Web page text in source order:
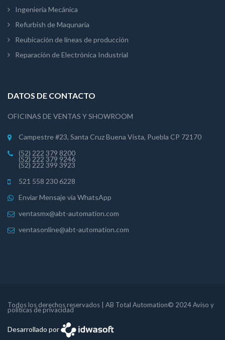
Ingeniería Mecánica
Refurbish de Maqunaria
Reubicación de líneas de producción
Reparación de Electrónica Industrial
DATOS DE CONTACTO
OFICINAS DE VENTAS Y SHOWROOM
Campestre #23, Santa Cruz Buena Vista, Puebla CP 72170
(52) 222 379 8200
(52) 222 379 9246
(52) 222 399 3923
521 558 230 6228
Enviar Mensaje vía WhatsApp
ventasmx@abt-automation.com
ventasonline@abt-automation.com
Todos los derechos reservados | AB Total Automation© 2024 Aviso y
políticas de privacidad
Desarrollado por